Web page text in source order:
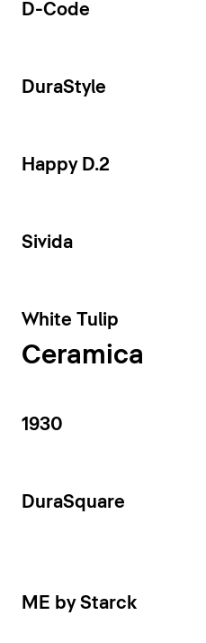
D-Code
DuraStyle
Happy D.2
Sivida
White Tulip
Ceramica
1930
DuraSquare
ME by Starck